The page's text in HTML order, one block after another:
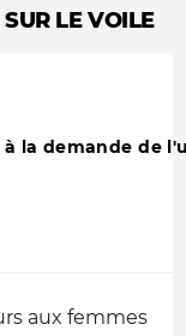
LE VOILE
la demande de
aux femmes